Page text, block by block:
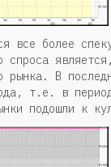
все более
спроса
рынка. В
т.е. в
подошли к